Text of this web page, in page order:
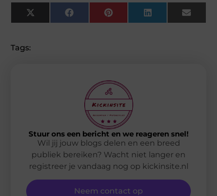
X
(Twitter)
FacebookPinterestLinkedIn Email
Tags:
Stuur ons een bericht en we reageren snel!
Wil jij jouw blogs delen en een breed
publiek bereiken? Wacht niet langer en
registreer je vandaag nog op kickinsite.nl
Neem contact op